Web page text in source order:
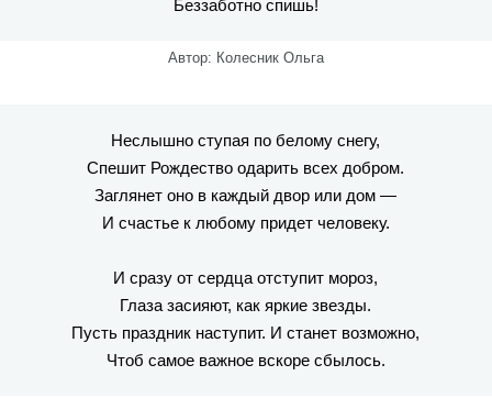
Беззаботно спишь!
Автор: Колесник Ольга
Неслышно ступая по белому снегу,
Спешит Рождество одарить всех добром.
Заглянет оно в каждый двор или дом —
И счастье к любому придет человеку.
И сразу от сердца отступит мороз,
Глаза засияют, как яркие звезды.
Пусть праздник наступит. И станет возможно,
Чтоб самое важное вскоре сбылось.